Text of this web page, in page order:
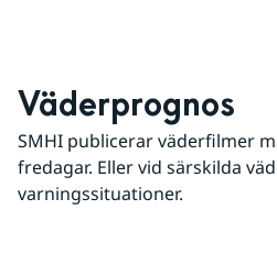
Väderprognos
SMHI publicerar väderfilmer
fredagar. Eller vid särskilda
varningssituationer.